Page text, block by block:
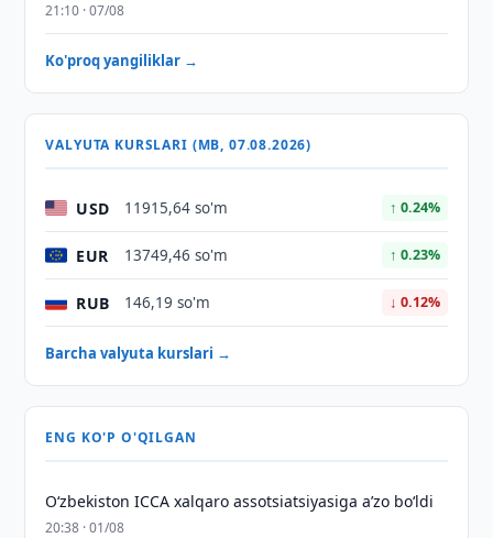
21:10 · 07/08
Ko'proq yangiliklar →
VALYUTA KURSLARI (MB, 07.08.2026)
USD 11915,64 so'm ↑ 0.24%
EUR 13749,46 so'm ↑ 0.23%
RUB 146,19 so'm ↓ 0.12%
Barcha valyuta kurslari →
ENG KO'P O'QILGAN
O‘zbekiston ICCA xalqaro assotsiatsiyasiga aʼzo bo‘ldi
20:38 · 01/08